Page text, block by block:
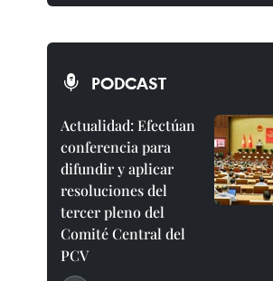
PODCAST
Actualidad: Efectúan
conferencia para
difundir y aplicar
resoluciones del
tercer pleno del
Comité Central del
PCV